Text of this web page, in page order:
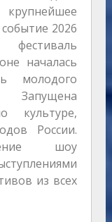
2026
началась
молодого
Запущена
культуре,
России.
шоу
из всех